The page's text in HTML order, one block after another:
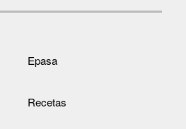
Epasa
Recetas